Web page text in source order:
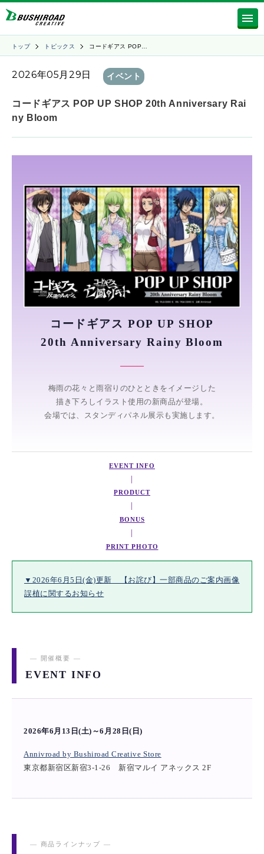
トップ トピックス コードギアス POP…
2026年05月29日 イベント
コードギアス POP UP SHOP 20th Anniversary Rai
ny Bloom
コードギアス POP UP SHOP
20th Anniversary Rainy Bloom
梅雨の花々と雨宿りのひとときをイメージした
描き下ろしイラスト使用の新商品が登場。
会場では、スタンディパネル展示も実施します。
EVENT INFO
PRODUCT
BONUS
PRINT PHOTO
▼2026年6月5日(金)更新 【お詫び】一部商品のご案内画像
誤植に関するお知らせ
― 開催概要 ―
EVENT INFO
2026年6月13日(土)～6月28日(日)
Annivroad by Bushiroad Creative Store
東京都新宿区新宿3-1-26 新宿マルイ アネックス 2F
― 商品ラインナップ ―